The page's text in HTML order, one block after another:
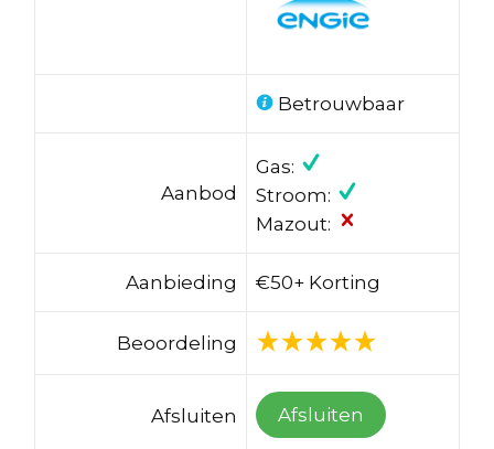
Betrouwbaar
Aanbod
Gas:
Stroom:
Mazout:
Aanbieding €50+ Korting
Beoordeling
Afsluiten Afsluiten